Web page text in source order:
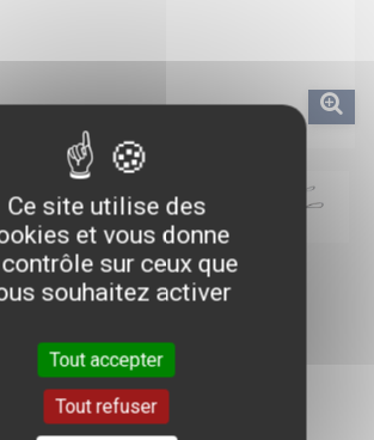
175 CM - BARRE
SV1670
Ce site utilise des
et vous donne
sur ceux que
souhaitez activer
Tout accepter
Tout refuser